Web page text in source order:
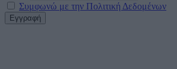
Συμφωνώ με την Πολιτική Δεδομένων